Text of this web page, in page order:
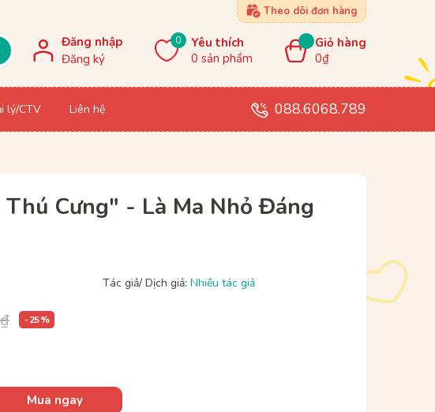
Theo dõi đơn hàng
Đăng nhập
Đăng ký
0
Yêu thích
0 sản phẩm
Giỏ hàng
0₫
lý/CTV Liên hệ 088.6068.789
Thú Cưng" - Là Ma Nhỏ Đáng
Tác giả/ Dịch giả:Nhiều tác giả
- 25 %
Mua ngay